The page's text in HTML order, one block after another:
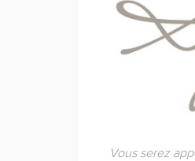
Vous serez